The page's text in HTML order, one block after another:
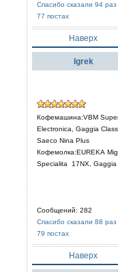
Спасибо сказали 94 раз
77 постах
Наверх
Igrek
Кофемашина:VBM
Electronica, Gaggia
Saeco Nina Plus
Кофемолка:EUREKA
Specialita 17NX, Gaggia
Сообщений: 282
Спасибо сказали 88 раз
79 постах
Наверх